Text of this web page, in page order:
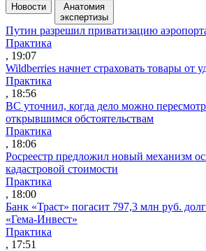
Новости
Анатомия
экспертизы
Путин разрешил приватизацию
Практика
, 19:07
Wildberries начнет страховать товары от
Практика
, 18:56
ВС уточнил, когда дело можно
открывшимся обстоятельствам
Практика
, 18:06
Росреестр предложил новый механизм
кадастровой стоимости
Практика
, 18:00
Банк «Траст» погасит 797,3 млн руб.
«Гема-Инвест»
Практика
, 17:51